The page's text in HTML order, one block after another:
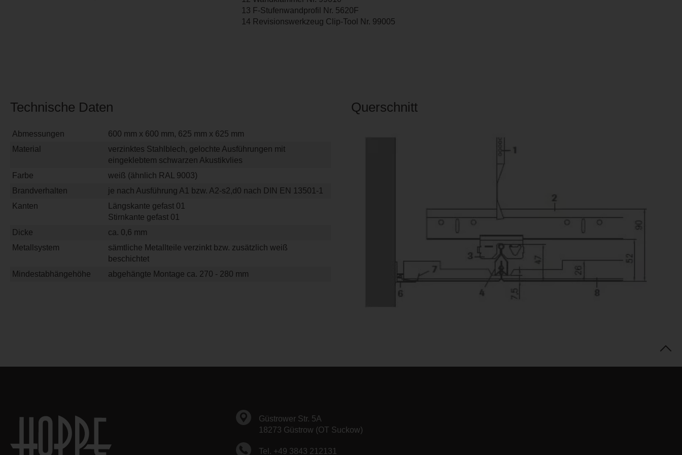
13 F-Stufenwandprofil Nr. 5620F
14 Revisionswerkzeug Clip-Tool Nr. 99005
Technische Daten
Abmessungen
600 mm x 600 mm, 625 mm x 625 mm
Material
verzinktes Stahlblech, gelochte Ausführungen mit
eingeklebtem schwarzen Akustikvlies
Farbe
weiß (ähnlich RAL 9003)
Brandverhalten
je nach Ausführung A1 bzw. A2-s2,d0 nach DIN EN 13501-1
Kanten
Längskante gefast 01
Stirnkante gefast 01
Dicke
ca. 0,6 mm
Metallsystem
sämtliche Metallteile verzinkt bzw. zusätzlich weiß
beschichtet
Mindestabhängehöhe
abgehängte Montage ca. 270 - 280 mm
Querschnitt
Güstrower Str. 5A
18273 Güstrow (OT Suckow)
Tel. +49 3843 212131